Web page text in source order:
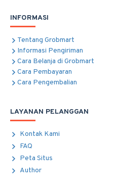
INFORMASI
Tentang Grobmart
Informasi Pengiriman
Cara Belanja di Grobmart
Cara Pembayaran
Cara Pengembalian
LAYANAN PELANGGAN
Kontak Kami
FAQ
Peta Situs
Author